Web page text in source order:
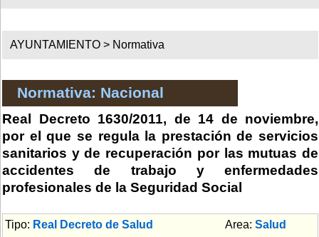
AYUNTAMIENTO > Normativa
Normativa: Nacional
Real Decreto 1630/2011, de 14 de noviembre,
por el que se regula la prestación de servicios
sanitarios y de recuperación por las mutuas de
accidentes de trabajo y enfermedades
profesionales de la Seguridad Social
Tipo: Real Decreto de Salud Area: Salud